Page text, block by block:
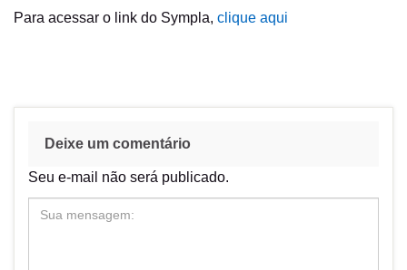
Para acessar o link do Sympla, clique aqui
Deixe um comentário
Seu e-mail não será publicado.